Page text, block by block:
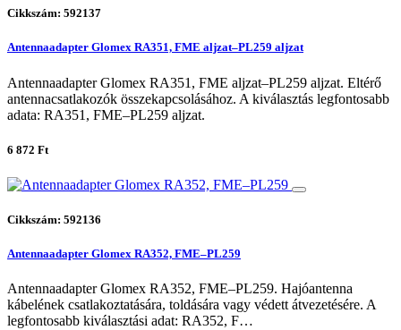
Cikkszám: 592137
Antennaadapter Glomex RA351, FME aljzat–PL259 aljzat
Antennaadapter Glomex RA351, FME aljzat–PL259 aljzat. Eltérő
antennacsatlakozók összekapcsolásához. A kiválasztás legfontosabb
adata: RA351, FME–PL259 aljzat.
6 872 Ft
Cikkszám: 592136
Antennaadapter Glomex RA352, FME–PL259
Antennaadapter Glomex RA352, FME–PL259. Hajóantenna
kábelének csatlakoztatására, toldására vagy védett átvezetésére. A
legfontosabb kiválasztási adat: RA352, F…